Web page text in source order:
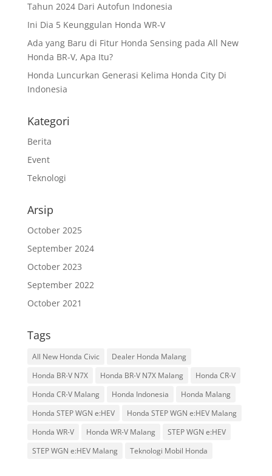
Tahun 2024 Dari Autofun Indonesia
Ini Dia 5 Keunggulan Honda WR-V
Ada yang Baru di Fitur Honda Sensing pada All New
Honda BR-V, Apa Itu?
Honda Luncurkan Generasi Kelima Honda City Di
Indonesia
Kategori
Berita
Event
Teknologi
Arsip
October 2025
September 2024
October 2023
September 2022
October 2021
Tags
All New Honda Civic
Dealer Honda Malang
Honda BR-V N7X
Honda BR-V N7X Malang
Honda CR-V
Honda CR-V Malang
Honda Indonesia
Honda Malang
Honda STEP WGN e:HEV
Honda STEP WGN e:HEV Malang
Honda WR-V
Honda WR-V Malang
STEP WGN e:HEV
STEP WGN e:HEV Malang
Teknologi Mobil Honda